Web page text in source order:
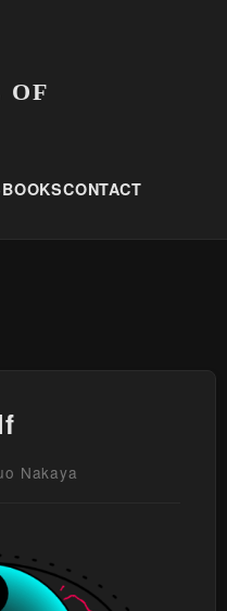
OF
BOOKSCONTACT
Nakaya